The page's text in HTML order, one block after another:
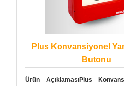
Plus Konvansiyonel
Butonu
Ürün AçıklamasıPlus